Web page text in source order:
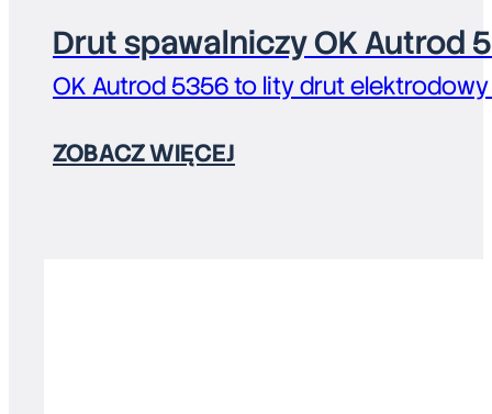
Drut spawalniczy OK Autrod
OK Autrod 5356 to lity drut
ZOBACZ WIĘCEJ